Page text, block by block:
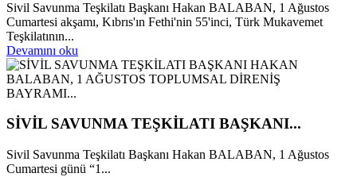
Sivil Savunma Teşkilatı Başkanı Hakan BALABAN, 1 Ağustos
Cumartesi akşamı, Kıbrıs'ın Fethi'nin 55'inci, Türk Mukavemet
Teşkilatının...
Devamını oku
SİVİL SAVUNMA TEŞKİLATI BAŞKANI...
Sivil Savunma Teşkilatı Başkanı Hakan BALABAN, 1 Ağustos
Cumartesi günü “1...